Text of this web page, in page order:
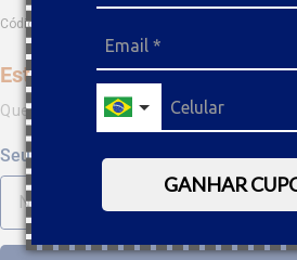
GANHAR
Código
Este produto não está
Quero saber quando estiver disponível